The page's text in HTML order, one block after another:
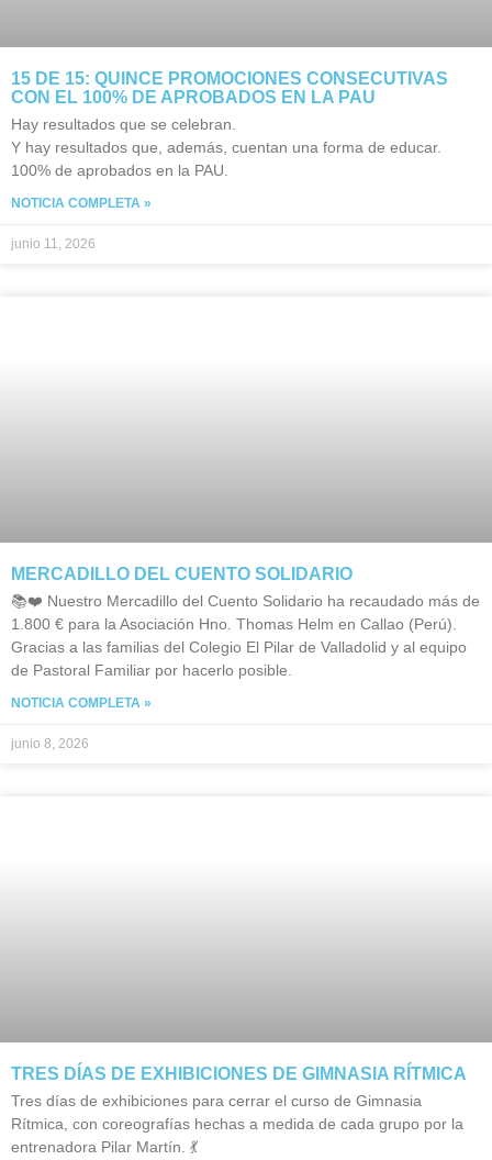
15 DE 15: QUINCE PROMOCIONES CONSECUTIVAS
CON EL 100% DE APROBADOS EN LA PAU
Hay resultados que se celebran.
Y hay resultados que, además, cuentan una forma de educar.
100% de aprobados en la PAU.
NOTICIA COMPLETA »
junio 11, 2026
MERCADILLO DEL CUENTO SOLIDARIO
📚❤️ Nuestro Mercadillo del Cuento Solidario ha recaudado más de
1.800 € para la Asociación Hno. Thomas Helm en Callao (Perú).
Gracias a las familias del Colegio El Pilar de Valladolid y al equipo
de Pastoral Familiar por hacerlo posible.
NOTICIA COMPLETA »
junio 8, 2026
TRES DÍAS DE EXHIBICIONES DE GIMNASIA RÍTMICA
Tres días de exhibiciones para cerrar el curso de Gimnasia
Rítmica, con coreografías hechas a medida de cada grupo por la
entrenadora Pilar Martín. 💃